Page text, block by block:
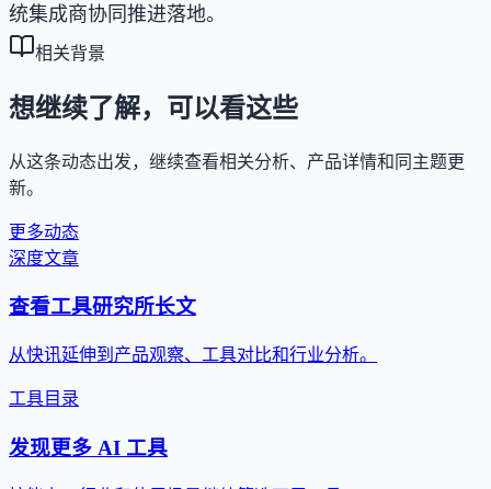
统集成商协同推进落地。
相关背景
想继续了解，可以看这些
从这条动态出发，继续查看相关分析、产品详情和同主题更
新。
更多动态
深度文章
查看工具研究所长文
从快讯延伸到产品观察、工具对比和行业分析。
工具目录
发现更多 AI 工具